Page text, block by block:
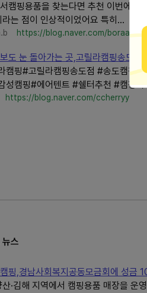
캠핑용품을 찾는다면 추천 이번에
는 점이 인상적이었어요 특히...
https://blog.naver.com/boraa9278
도 눈 돌아가는 곳,고릴라캠핑송도점
캠핑#고릴라캠핑송도점 #송도캠핑
성캠핑#에어텐트 #쉘터추천 #캠핑의
https://blog.naver.com/ccherryy
스
핑,경남사회복지공동모금회에 성금
산·김해 지역에서 캠핑용품 매장을